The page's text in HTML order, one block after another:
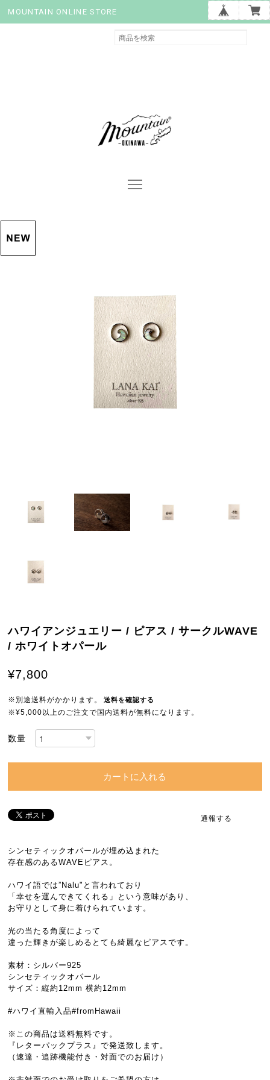
MOUNTAIN ONLINE STORE
ハワイアンジュエリー / ピアス / サークルWAVE
/ ホワイトオパール
¥7,800
※別途送料がかかります。 送料を確認する
※¥5,000以上のご注文で国内送料が無料になります。
数量
カートに入れる
通報する
シンセティックオパールが埋め込まれた
存在感のあるWAVEピアス。
ハワイ語では”Nalu"と言われており
「幸せを運んできてくれる」という意味があり、
お守りとして身に着けられています。
光の当たる角度によって
違った輝きが楽しめるとても綺麗なピアスです。
素材：シルバー925
シンセティックオパール
サイズ：縦約12mm 横約12mm
#ハワイ直輸入品#fromHawaii
※この商品は送料無料です。
『レターパックプラス』で発送致します。
（速達・追跡機能付き・対面でのお届け）